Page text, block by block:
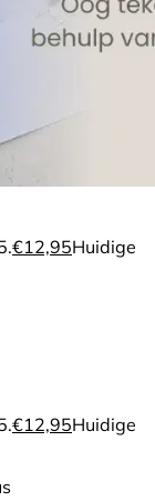
€12,95Huidige
€12,95Huidige